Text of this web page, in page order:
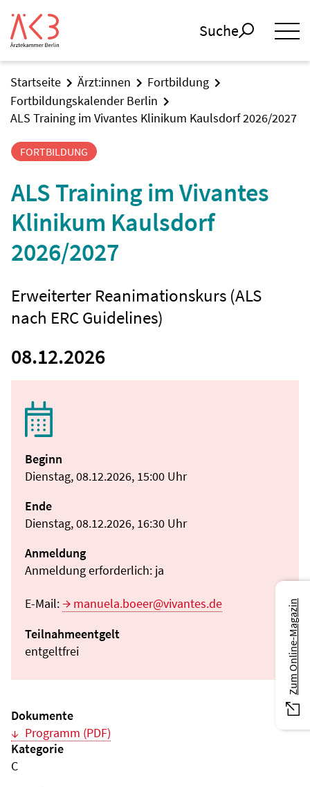
Suche
Startseite Ärzt:innen
Fortbildung
Fortbildungskalender Berlin
ALS Training im Vivantes Klinikum Kaulsdorf 2026/2027
FORTBILDUNG
ALS Training im Vivantes
Klinikum Kaulsdorf
2026/2027
Erweiterter Reanimationskurs (ALS
nach ERC Guidelines)
08.12.2026
Beginn
Dienstag, 08.12.2026, 15:00 Uhr
Ende
Dienstag, 08.12.2026, 16:30 Uhr
Anmeldung
Anmeldung erforderlich: ja
E-Mail:
manuela.boeer@vivantes.de
Teilnahmeentgelt
entgeltfrei
Dokumente
Programm (PDF)
Kategorie
C
Zum Online-Magazin